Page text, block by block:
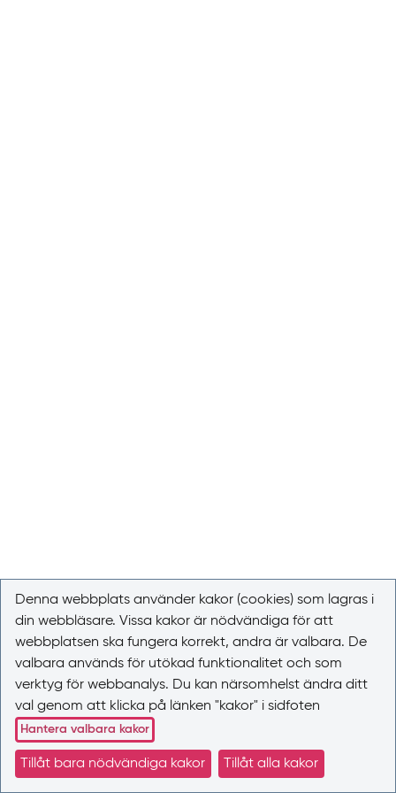
Denna webbplats använder kakor (cookies) som lagras i
din webbläsare. Vissa kakor är nödvändiga för att
webbplatsen ska fungera korrekt, andra är valbara. De
valbara används för utökad funktionalitet och som
verktyg för webbanalys. Du kan närsomhelst ändra ditt
val genom att klicka på länken "kakor" i sidfoten
Hantera valbara kakor
Tillåt bara nödvändiga kakor Tillåt alla kakor